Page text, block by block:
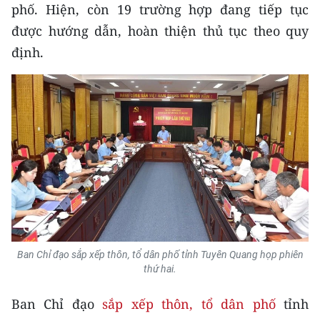
Video
Media Chính trị
Media Kinh tế
Media Văn hóa
Media Xã hội
Media Pháp luật
Media Du lịch
Media Thế giới
Media Giáo dục
phố. Hiện, còn 19 trường hợp đang tiếp tục
được hướng dẫn, hoàn thiện thủ tục theo quy
định.
Ban Chỉ đạo sắp xếp thôn, tổ dân phố tỉnh Tuyên Quang họp phiên
thứ hai.
Ban Chỉ đạosắp xếp thôn, tổ dân phốtỉnh